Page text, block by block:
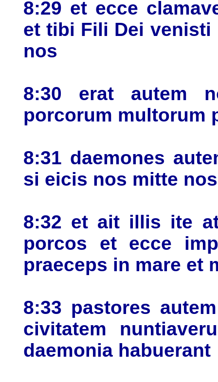
8:29 et ecce
et tibi Fili Dei venisti
nos
8:30 erat autem
porcorum multorum
8:31 daemones
si eicis nos mitte
8:32 et ait illis ite
porcos et ecce
praeceps in mare et
8:33 pastores
civitatem
daemonia habuerant